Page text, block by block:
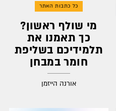
כל כתבות האתר
מי שולף ראשון?
כך תאמנו את
תלמידיכם בשליפת
חומר במבחן
אורנה הייזמן